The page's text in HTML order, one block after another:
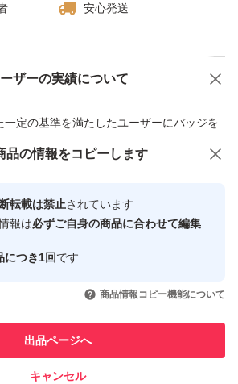
安心発送
ザーの実績について
一定の基準を満たしたユーザーにバッジを
心・安全なユーザーです
引を完了させた実績があります
での取引実績があります
商品への質問
品の情報をコピーします
転載は禁止されています
報は必ずご自身の商品に合わせて編集
につき1回です
商品情報コピー機能について
出品ページへ
キャンセル
人にオススメ